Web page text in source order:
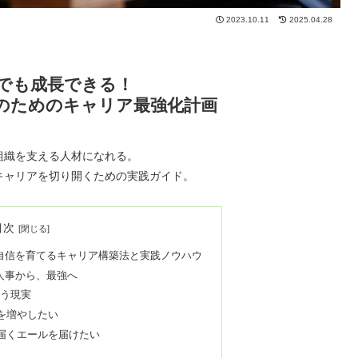
2023.10.11 2025.04.28
も成長できる！
ためのキャリア最強化計画
を支える人材になれる。
リアを切り開くための実践ガイド。
次
を育てるキャリア構築法と実践ノウハウ
事から、最強へ
現実
増やしたい
くエールを届けたい